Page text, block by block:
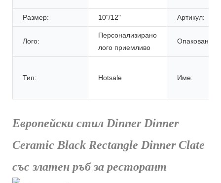
Размер: 10"/12" Артикул:
Лого:
Персонализирано
лого приемливо
Опаковане:
Тип: Hotsale Име:
Европейски стил Dinner Dinner
Ceramic Black Rectangle Dinner Clate
със златен ръб за ресторант